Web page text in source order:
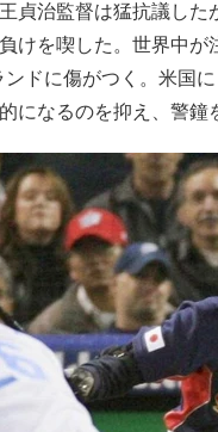
貞治監督は猛抗議した
けを喫した。世界中
ドに傷がつく。米国
になるのを抑え、警鐘